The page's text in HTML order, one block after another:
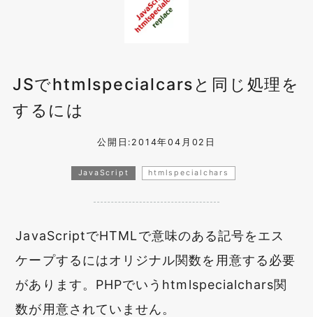
JSでhtmlspecialcarsと同じ処理を
するには
公開日:2014年04月02日
JavaScript htmlspecialchars
JavaScriptでHTMLで意味のある記号をエス
ケープするにはオリジナル関数を用意する必要
があります。PHPでいうhtmlspecialchars関
数が用意されていません。